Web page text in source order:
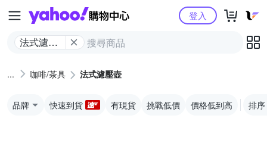
Yahoo購物中心
法式濾壓
登入
咖啡/茶具 法式濾壓壺
品牌 快速到貨 有現貨 挑戰低價 價格低到高 排序